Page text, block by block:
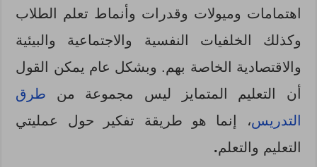
اهتمامات وميولات وقدرات وأنماط تعلم الطلاب
وكذلك الخلفيات النفسية والاجتماعية والبيئية
والاقتصادية الخاصة بهم. وبشكل عام يمكن القول
أن التعليم المتمايز ليس مجموعة من طرق
التدريس، إنما هو طريقة تفكير حول عمليتي
التعليم والتعلم.